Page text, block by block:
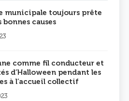
municipale toujours prête
bonnes causes
comme fil conducteur et
d’Halloween pendant les
à l’accueil collectif